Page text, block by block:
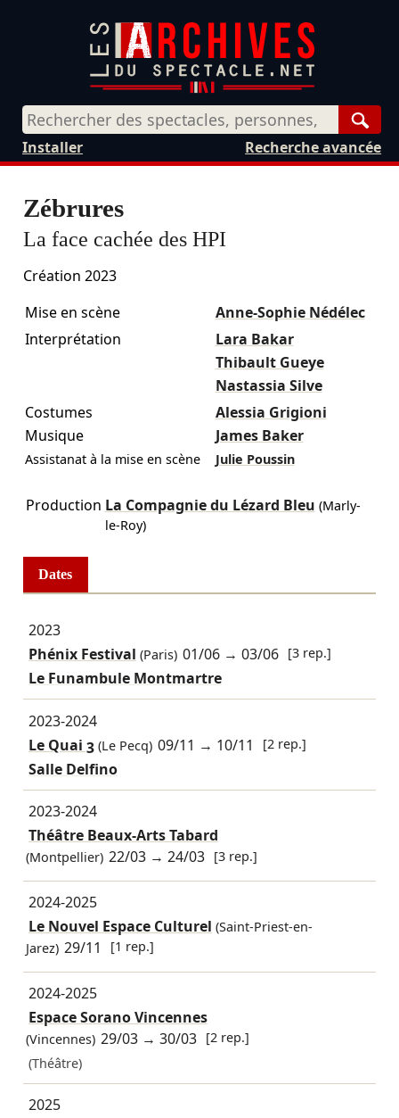
Recherche avancée
Installer
Zébrures
La face cachée des HPI
Création 2023
Mise en scène
Anne-Sophie Nédélec
Interprétation
Lara Bakar
Thibault Gueye
Nastassia Silve
Costumes
Alessia Grigioni
Musique
James Baker
Assistanat à la mise en scène Julie Poussin
Production La Compagnie du Lézard Bleu (Marly-
le-Roy)
Dates
2023
Phénix Festival (Paris) 01/06 →03/06 [3 rep.]
Le Funambule Montmartre
2023-2024
Le Quai 3(Le Pecq) 09/11 → 10/11 [2 rep.]
Salle Delfino
2023-2024
Théâtre Beaux-Arts Tabard
(Montpellier) 22/03 →24/03 [3 rep.]
2024-2025
Le Nouvel Espace Culturel (Saint-Priest-en-
Jarez) 29/11 [1 rep.]
2024-2025
Espace Sorano Vincennes
(Vincennes) 29/03 →30/03 [2 rep.]
(Théâtre)
2025